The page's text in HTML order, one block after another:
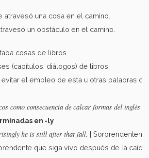
atravesó una cosa en el camino.
un obstáculo en el camino.
cosas de libros.
(capítulos, diálogos) de libros.
evitar el empleo de esta u otras palabras
como consecuencia de calcar formas del inglés
en -ly
he is still after that fall. |
que siga vivo después de la caída.